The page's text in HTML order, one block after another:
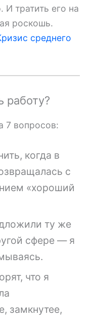
И тратить его на
роскошь.
среднего
работу?
7 вопросов:
когда в
с
«хороший
ту же
сфере — я
что я
замкнутее,